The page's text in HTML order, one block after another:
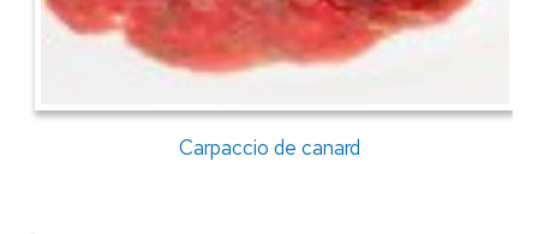
Carpaccio de canard